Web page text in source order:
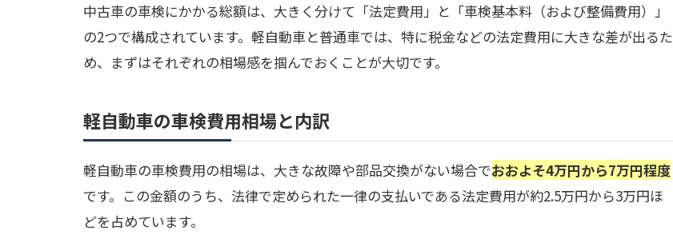
中古車の車検にかかる総額は、大きく分けて「法定費用」と「車検基本料（および整備費用）」
の2つで構成されています。軽自動車と普通車では、特に税金などの法定費用に大きな差が出るた
め、まずはそれぞれの相場感を掴んでおくことが大切です。
軽自動車の車検費用相場と内訳
軽自動車の車検費用の相場は、大きな故障や部品交換がない場合でおおよそ4万円から7万円程度
です。この金額のうち、法律で定められた一律の支払いである法定費用が約2.5万円から3万円ほ
どを占めています。